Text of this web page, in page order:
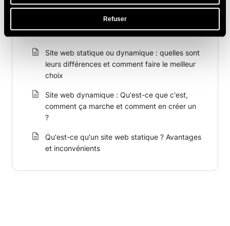
Refuser
Comment bloquer les crawlers IA
Site web statique ou dynamique : quelles sont
leurs différences et comment faire le meilleur
choix
Site web dynamique : Qu'est-ce que c'est,
comment ça marche et comment en créer un
?
Qu'est-ce qu'un site web statique ? Avantages
et inconvénients